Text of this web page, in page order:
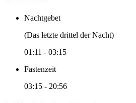
Nachtgebet
(Das letzte drittel der Nacht)
01:11 - 03:15
Fastenzeit
03:15 - 20:56